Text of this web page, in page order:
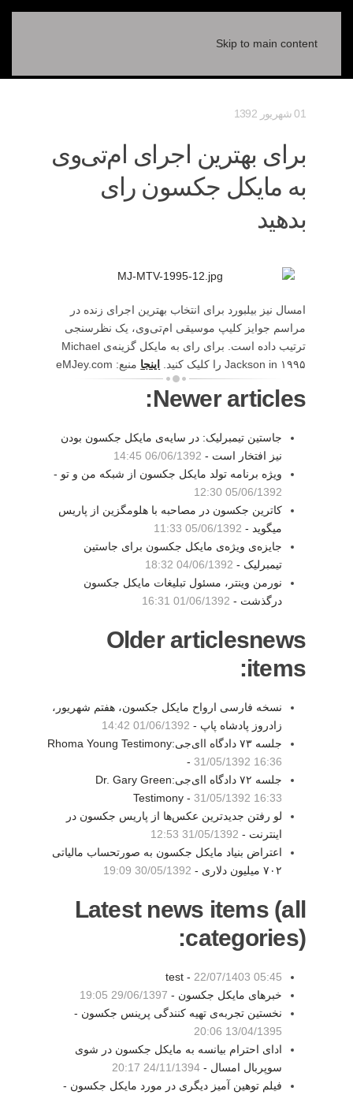
Skip to main content
01 شهریور 1392
برای بهترین اجرای ام‌تی‌وی
به مایکل جکسون رای
بدهید
امسال نیز بیلبورد برای انتخاب بهترین اجرای زنده در
مراسم جوایز کلیپ موسیقی ام‌تی‌وی، یک نظرسنجی
ترتیب داده است. برای رای به مایکل گزینه‌ی Michael
Jackson in ۱۹۹۵ را کلیک کنید.
اینجا منبع: eMJey.com
Newer articles:
جاستین تیمبرلیک: در سایه‌ی مایکل جکسون بودن
نیز افتخار است - 06/06/1392 14:45
ویژه برنامه تولد مایکل جکسون از شبکه من و تو -
05/06/1392 12:30
کاترین جکسون در مصاحبه با هلومگزین از پاریس
میگوید - 05/06/1392 11:33
جایزه‌ی ویژه‌ی مایکل جکسون برای جاستین
تیمبرلیک - 04/06/1392 18:32
نورمن وینتر، مسئول تبلیغات مایکل جکسون
درگذشت - 01/06/1392 16:31
Older articlesnews
items:
نسخه فارسی ارواح مایکل جکسون، هفتم شهریور،
زادروز پادشاه پاپ - 01/06/1392 14:42
جلسه ۷۳ دادگاه اای‌جی:Rhoma Young Testimony
-31/05/1392 16:36
جلسه ۷۲ دادگاه اای‌جی:Dr. Gary Green
Testimony -31/05/1392 16:33
لو رفتن جدیدترین عکس‌ها از پاریس جکسون در
اینترنت - 31/05/1392 12:53
اعتراض بنیاد مایکل جکسون به صورتحساب مالیاتی
۷۰۲ میلیون دلاری -
30/05/1392 19:09
Latest news items (all
categories):
test - 22/07/1403 05:45
خبرهای مایکل جکسون - 29/06/1397 19:05
نخستین تجربه‌ی تهیه کنندگی پرینس جکسون -
13/04/1395 20:06
ادای احترام بیانسه به مایکل جکسون در شوی
سوپربال امسال - 24/11/1394 20:17
فیلم توهین آمیز دیگری در مورد مایکل جکسون -